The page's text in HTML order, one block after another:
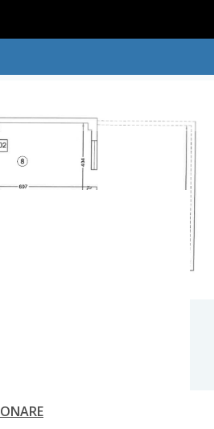
PARTER
construita aproximativa